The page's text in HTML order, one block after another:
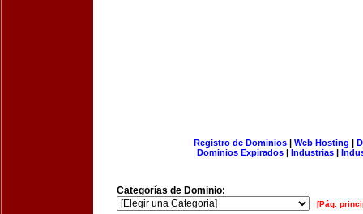
Registro de Dominios| Web Hosting |
Dominios Expirados | Industrias |
Categorías de Dominio:
[Pág.